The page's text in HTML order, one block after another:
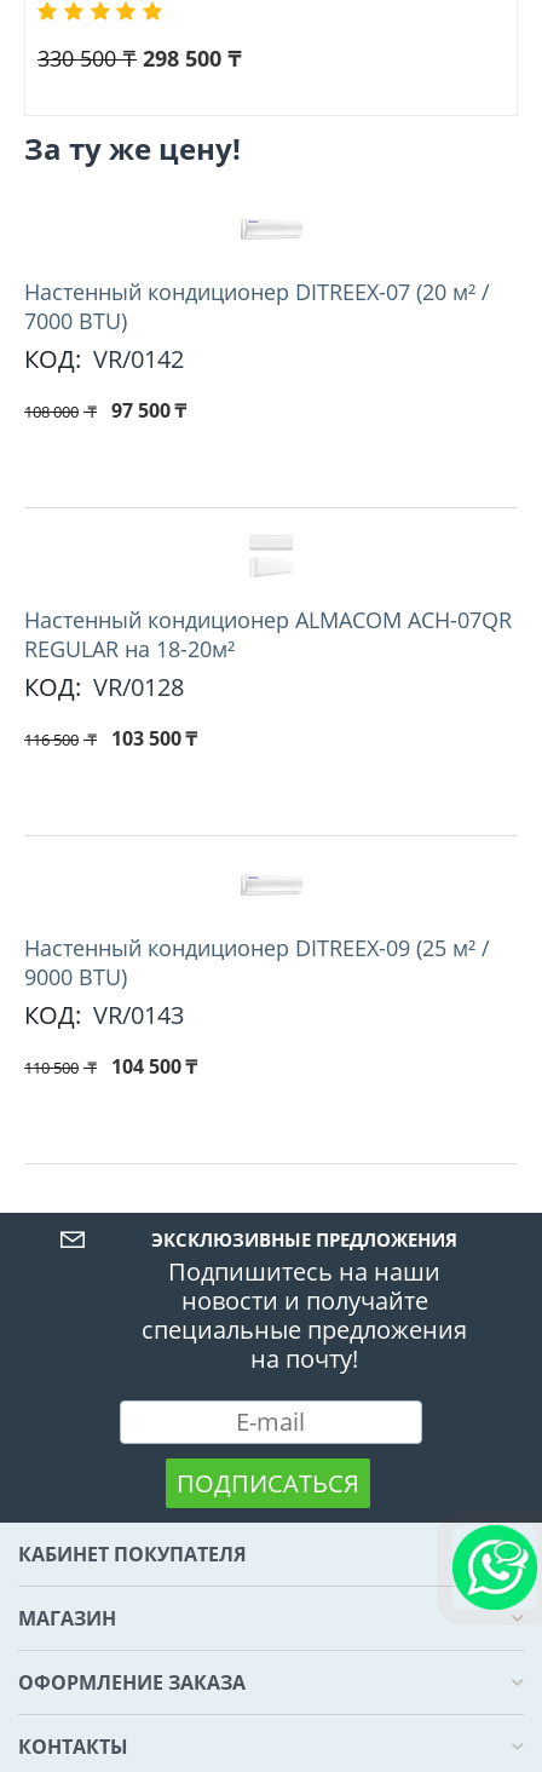
330 500 ₸ 298 500 ₸
За ту же цену!
Настенный кондиционер DITREEX-07 (20 м² /
7000 BTU)
КОД: VR/0142
108 000 ₸ 97 500₸
Настенный кондиционер ALMACOM ACH-07QR
REGULAR на 18-20м²
КОД: VR/0128
116 500 ₸ 103 500₸
Настенный кондиционер DITREEX-09 (25 м² /
9000 BTU)
КОД: VR/0143
110 500 ₸ 104 500₸
ЭКСКЛЮЗИВНЫЕ ПРЕДЛОЖЕНИЯ
Подпишитесь на наши
новости и получайте
специальные предложения
на почту!
ПОДПИСАТЬСЯ
КАБИНЕТ ПОКУПАТЕЛЯ
МАГАЗИН
ОФОРМЛЕНИЕ ЗАКАЗА
КОНТАКТЫ